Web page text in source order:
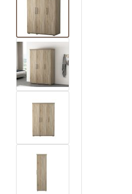
View larger image